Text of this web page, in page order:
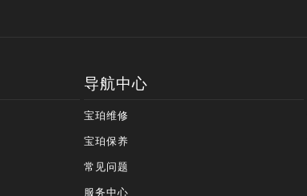
导航中心
宝珀维修
宝珀保养
常见问题
服务中心